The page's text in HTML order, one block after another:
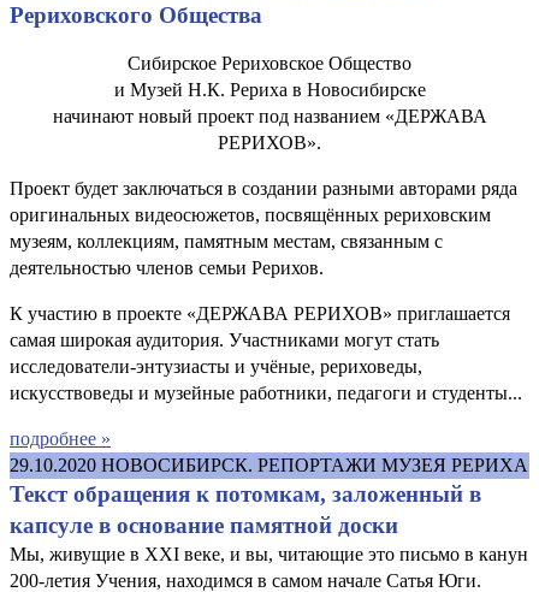
Рериховского Общества
Сибирское Рериховское Общество
и Музей Н.К. Рериха в Новосибирске
начинают новый проект под названием «ДЕРЖАВА
РЕРИХОВ».
Проект будет заключаться в создании разными авторами ряда
оригинальных видеосюжетов, посвящённых рериховским
музеям, коллекциям, памятным местам, связанным с
деятельностью членов семьи Рерихов.
К участию в проекте «ДЕРЖАВА РЕРИХОВ» приглашается
самая широкая аудитория. Участниками могут стать
исследователи-энтузиасты и учёные, рериховеды,
искусствоведы и музейные работники, педагоги и студенты...
подробнее »
29.10.2020 НОВОСИБИРСК. РЕПОРТАЖИ МУЗЕЯ РЕРИХА
Текст обращения к потомкам, заложенный в
капсуле в основание памятной доски
Мы, живущие в XXI веке, и вы, читающие это письмо в канун
200-летия Учения, находимся в самом начале Сатья Юги.